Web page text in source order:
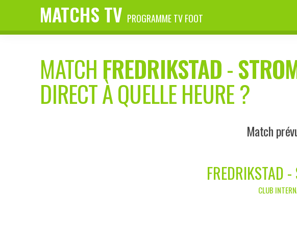
MATCHS TV PROGRAMME TV FOOT
MATCH FREDRIKSTAD-
DIRECT À QUELLE HEURE ?
Match
FREDRIKSTAD
CLUB